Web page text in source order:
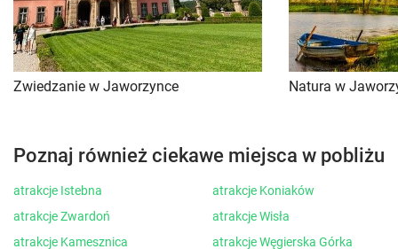
Zwiedzanie w Jaworzynce Natura w
Poznaj również ciekawe miejsca w pobliżu
atrakcje Istebna
atrakcje Koniaków
atrakcje Zwardoń
atrakcje Wisła
atrakcje Kamesznica
atrakcje Węgierska Górka